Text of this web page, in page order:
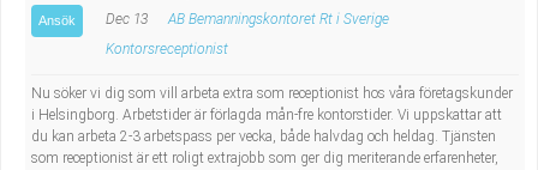
Ansök Dec 13
AB Bemanningskontoret Rt i Sverige
Kontorsreceptionist
Nu söker vi dig som vill arbeta extra som receptionist hos våra företagskunder
i Helsingborg. Arbetstider är förlagda mån-fre kontorstider. Vi uppskattar att
du kan arbeta 2-3 arbetspass per vecka, både halvdag och heldag. Tjänsten
som receptionist är ett roligt extrajobb som ger dig meriterande erfarenheter,